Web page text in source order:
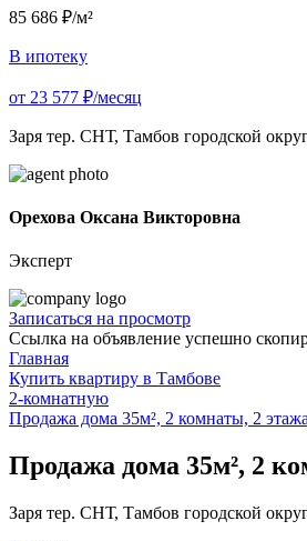
85 686 ₽/м²
В ипотеку
от 23 577 ₽/месяц
Заря тер. СНТ, Тамбов городской
Орехова Оксана Викторовна
Эксперт
Записаться на просмотр
Ссылка на объявление успешно
Главная
Купить квартиру в Тамбове
2-комнатную
Продажа дома 35м², 2 комнаты, 2 этажа
Продажа дома 35м², 2
Заря тер. СНТ, Тамбов городской